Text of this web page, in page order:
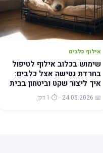
אילוף כלבים
שימוש בכלוב אילוף לטיפול
בחרדת נטישה אצל כלבים:
איך ליצור שקט וביטחון בבית
📅 24.05.2026 · ⏱️ 1 דק׳